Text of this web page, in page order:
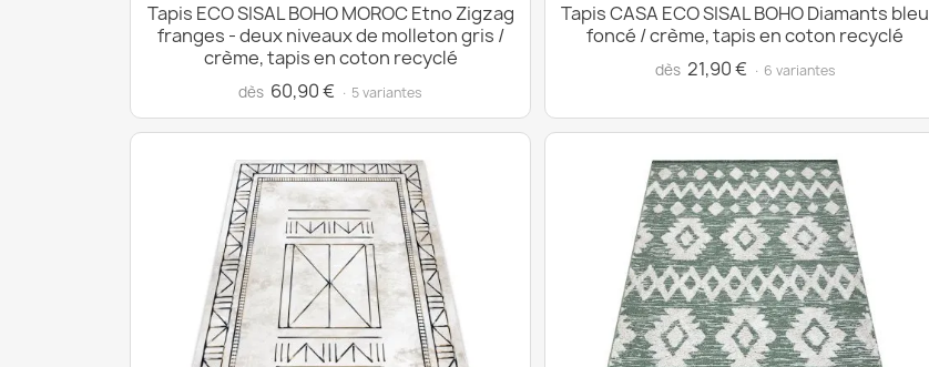
Tapis ECO SISAL BOHO MOROC Etno Zigzag
franges - deux niveaux de molleton gris /
crème, tapis en coton recyclé
dès 60,90 € · 5 variantes
Tapis CASA ECO SISAL BOHO Diamants bleu
foncé / crème, tapis en coton recyclé
dès 21,90 € · 6 variantes